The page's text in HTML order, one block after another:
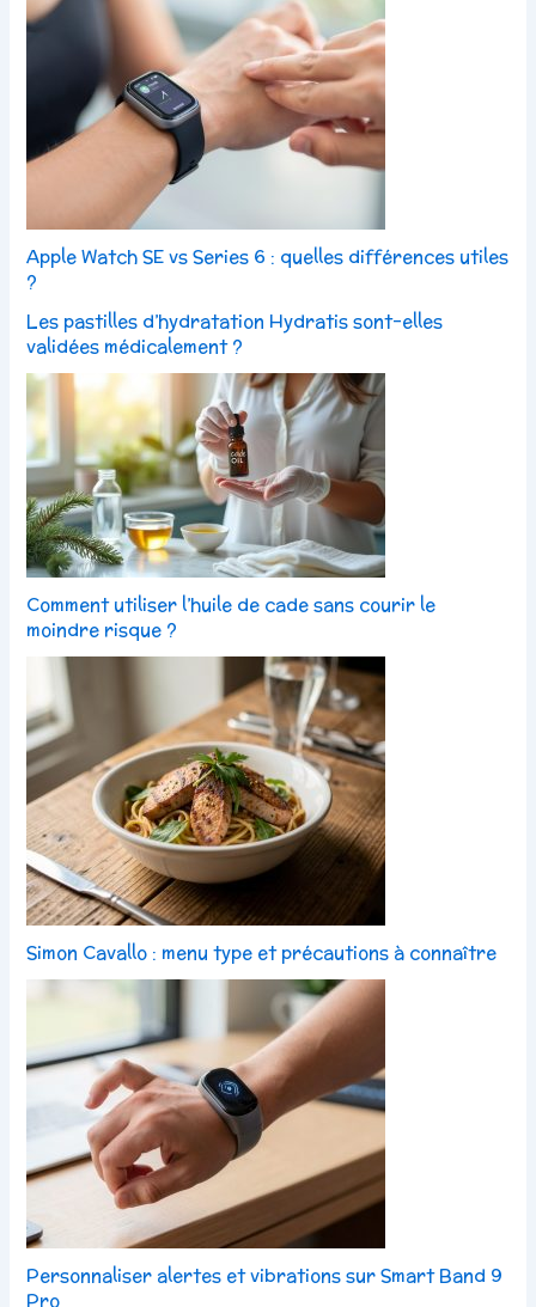
Apple Watch SE vs Series 6 : quelles différences utiles
?
Les pastilles d’hydratation Hydratis sont-elles
validées médicalement ?
Comment utiliser l’huile de cade sans courir le
moindre risque ?
Simon Cavallo : menu type et précautions à connaître
Personnaliser alertes et vibrations sur Smart Band 9
Pro